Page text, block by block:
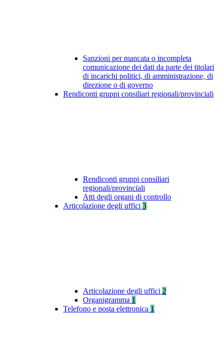
Sanzioni per mancata o incompleta
comunicazione dei dati da parte dei titolari
di incarichi politici, di amministrazione, di
direzione o di governo
Rendiconti gruppi consiliari regionali/provinciali
Rendiconti gruppi consiliari
regionali/provinciali
Atti degli organi di controllo
Articolazione degli uffici 3
Articolazione degli uffici 2
Organigramma 1
Telefono e posta elettronica 1